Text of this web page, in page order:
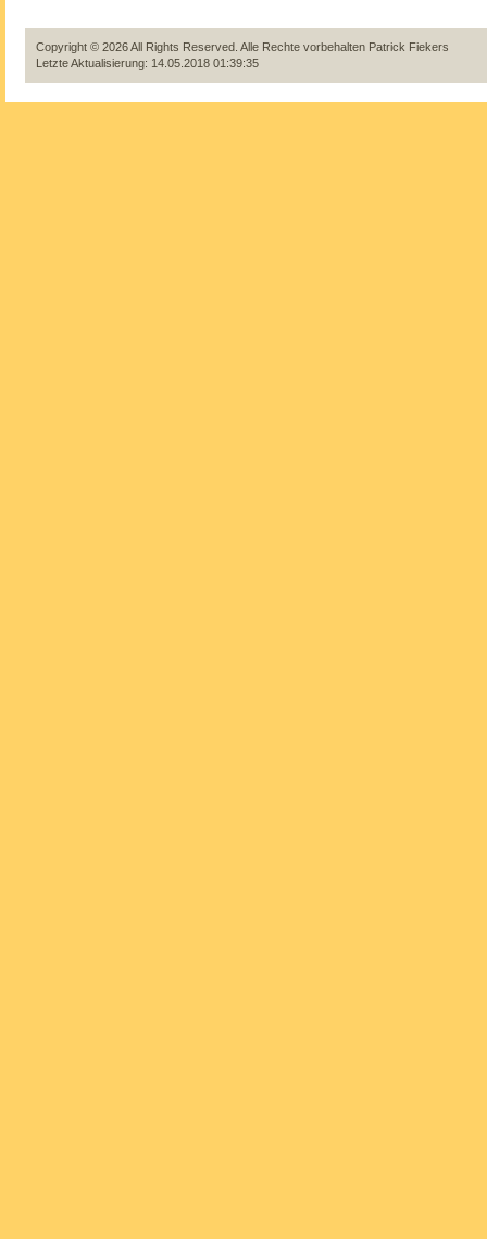
Copyright © 2026 All Rights Reserved. Alle Rechte vorbehalten Patrick Fiekers
Letzte Aktualisierung: 14.05.2018 01:39:35